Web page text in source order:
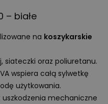
– białe
na koszykarskie
siateczki oraz poliuretanu.
wspiera całą sylwetkę
użytkowania.
mechaniczne